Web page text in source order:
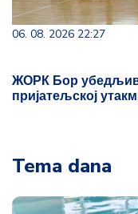
06. 08. 2026 22:27
ЖОРК Бор убедљив
пријатељској
Tema dana